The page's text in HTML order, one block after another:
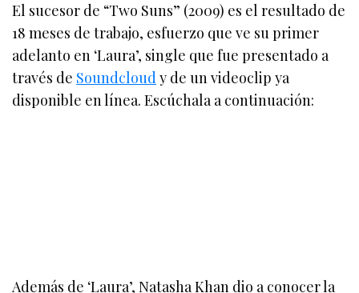
El sucesor de “Two Suns” (2009) es el resultado de
18 meses de trabajo, esfuerzo que ve su primer
adelanto en ‘Laura’, single que fue presentado a
través de Soundcloudy de un videoclip ya
disponible en línea. Escúchala a continuación:
Además de ‘Laura’, Natasha Khan dio a conocer la